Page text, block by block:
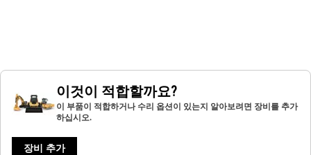
이것이 적합할까요?
이 부품이 적합하거나 수리 옵션이 있는지 알아보려면 장비를 추가
하십시오.
장비 추가